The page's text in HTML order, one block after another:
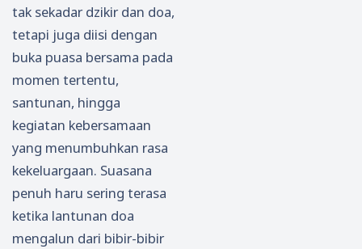
tak sekadar dzikir dan doa,
tetapi juga diisi dengan
buka puasa bersama pada
momen tertentu,
santunan, hingga
kegiatan kebersamaan
yang menumbuhkan rasa
kekeluargaan. Suasana
penuh haru sering terasa
ketika lantunan doa
mengalun dari bibir-bibir